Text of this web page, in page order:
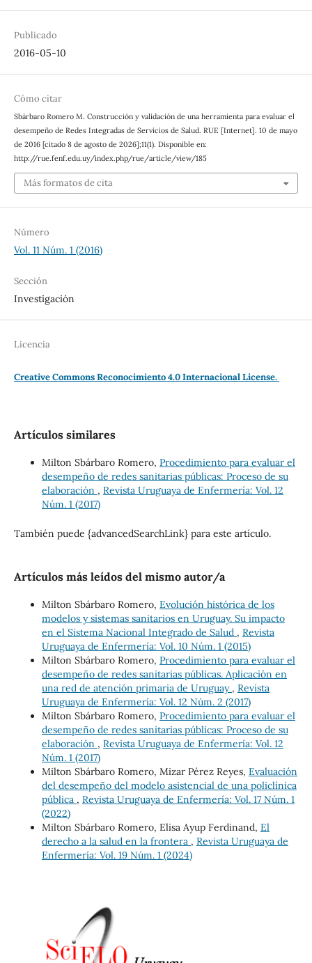
Publicado
2016-05-10
Cómo citar
Sbárbaro Romero M. Construcción y validación de una herramienta para evaluar el
desempeño de Redes Integradas de Servicios de Salud. RUE [Internet]. 10 de mayo
de 2016 [citado 8 de agosto de 2026];11(1). Disponible en:
http://rue.fenf.edu.uy/index.php/rue/article/view/185
Más formatos de cita
Número
Vol. 11 Núm. 1 (2016)
Sección
Investigación
Licencia
Creative Commons Reconocimiento 4.0 Internacional License.
Artículos similares
Milton Sbárbaro Romero, Procedimiento para evaluar el
desempeño de redes sanitarias públicas: Proceso de su
elaboración , Revista Uruguaya de Enfermería: Vol. 12
Núm. 1 (2017)
También puede {advancedSearchLink} para este artículo.
Artículos más leídos del mismo autor/a
Milton Sbárbaro Romero, Evolución histórica de los
modelos y sistemas sanitarios en Uruguay. Su impacto
en el Sistema Nacional Integrado de Salud , Revista
Uruguaya de Enfermería: Vol. 10 Núm. 1 (2015)
Milton Sbárbaro Romero, Procedimiento para evaluar el
desempeño de redes sanitarias públicas. Aplicación en
una red de atención primaria de Uruguay , Revista
Uruguaya de Enfermería: Vol. 12 Núm. 2 (2017)
Milton Sbárbaro Romero, Procedimiento para evaluar el
desempeño de redes sanitarias públicas: Proceso de su
elaboración , Revista Uruguaya de Enfermería: Vol. 12
Núm. 1 (2017)
Milton Sbárbaro Romero, Mizar Pérez Reyes, Evaluación
del desempeño del modelo asistencial de una policlínica
pública , Revista Uruguaya de Enfermería: Vol. 17 Núm. 1
(2022)
Milton Sbárbaro Romero, Elisa Ayup Ferdinand, El
derecho a la salud en la frontera , Revista Uruguaya de
Enfermería: Vol. 19 Núm. 1 (2024)